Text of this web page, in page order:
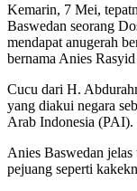
Kemarin, 7 Mei,
Baswedan seorang
mendapat anugerah
bernama Anies
Cucu dari H.
yang diakui negara
Arab Indonesia (PAI).
Anies Baswedan
pejuang seperti